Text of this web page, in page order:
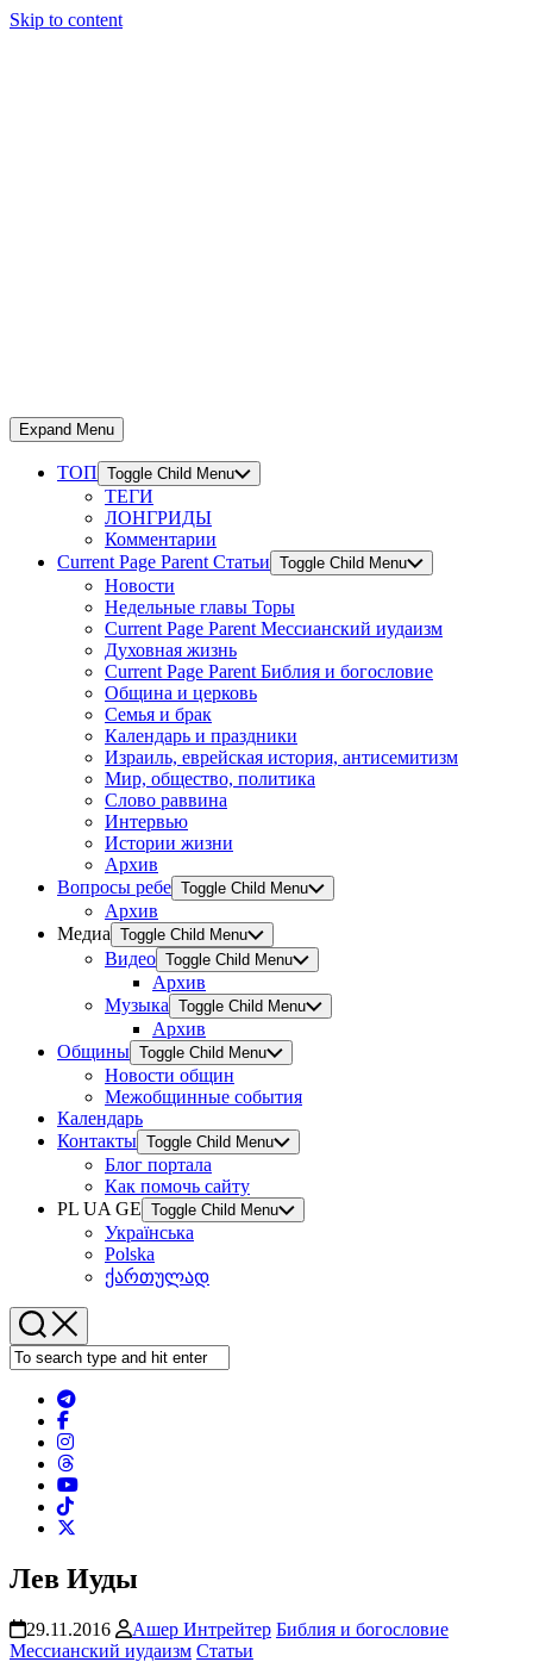
Skip to content
Expand Menu
ТОП Toggle Child Menu
ТЕГИ
ЛОНГРИДЫ
Комментарии
Current Page Parent Статьи Toggle Child Menu
Новости
Недельные главы Торы
Current Page Parent Мессианский иудаизм
Духовная жизнь
Current Page Parent Библия и богословие
Община и церковь
Семья и брак
Календарь и праздники
Израиль, еврейская история, антисемитизм
Мир, общество, политика
Слово раввина
Интервью
Истории жизни
Архив
Вопросы ребе Toggle Child Menu
Архив
Медиа Toggle Child Menu
Видео Toggle Child Menu
Архив
Музыка Toggle Child Menu
Архив
Общины Toggle Child Menu
Новости общин
Межобщинные события
Календарь
Контакты Toggle Child Menu
Блог портала
Как помочь сайту
PL UA GE Toggle Child Menu
Українська
Polska
ქართულად
Лев Иуды
29.11.2016 Ашер Интрейтер Библия и богословие
Мессианский иудаизм Статьи